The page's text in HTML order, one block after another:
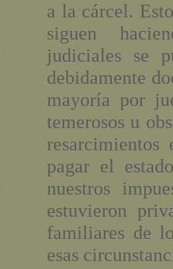
a la cárcel.
siguen
judiciales se
debidamente
mayoría por
temerosos u
resarcimientos
pagar el
nuestros
estuvieron
familiares de
esas